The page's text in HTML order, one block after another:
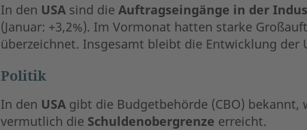
In den USA sind die Auftragseingänge in der
(Januar: +3,2%). Im Vormonat hatten starke
überzeichnet. Insgesamt bleibt die Entwicklung der
Politik
In den USAgibt die Budgetbehörde (CBO) bekannt,
vermutlich die Schuldenobergrenze erreicht.